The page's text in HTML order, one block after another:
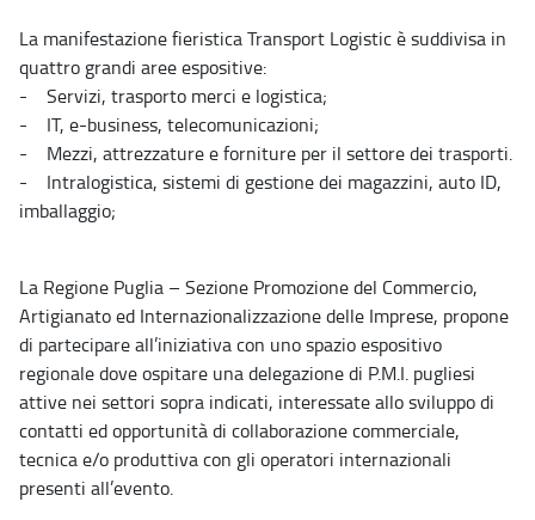
La manifestazione fieristica Transport Logistic è suddivisa in
quattro grandi aree espositive:
- Servizi, trasporto merci e logistica;
- IT, e-business, telecomunicazioni;
- Mezzi, attrezzature e forniture per il settore dei trasporti.
- Intralogistica, sistemi di gestione dei magazzini, auto ID,
imballaggio;
La Regione Puglia – Sezione Promozione del Commercio,
Artigianato ed Internazionalizzazione delle Imprese, propone
di partecipare all’iniziativa con uno spazio espositivo
regionale dove ospitare una delegazione di P.M.I. pugliesi
attive nei settori sopra indicati, interessate allo sviluppo di
contatti ed opportunità di collaborazione commerciale,
tecnica e/o produttiva con gli operatori internazionali
presenti all’evento.